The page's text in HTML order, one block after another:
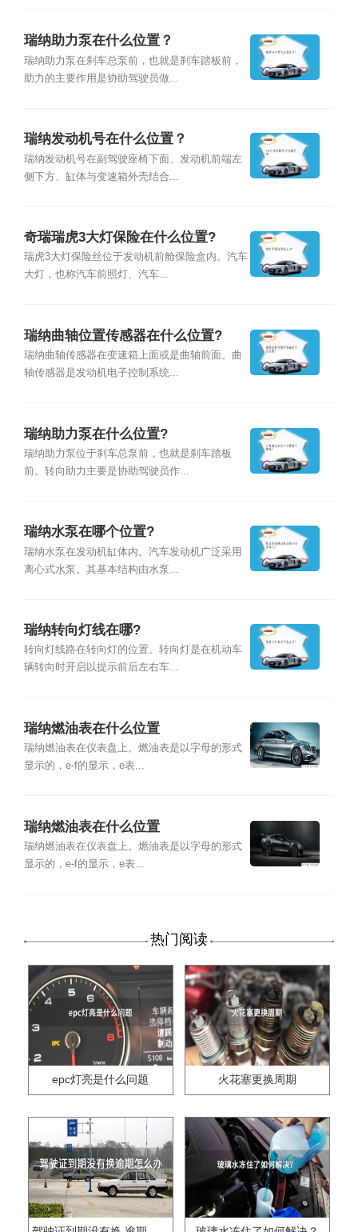
瑞纳助力泵在什么位置？
瑞纳助力泵在刹车总泵前，也就是刹车踏板前，
助力的主要作用是协助驾驶员做...
瑞纳发动机号在什么位置？
瑞纳发动机号在副驾驶座椅下面、发动机前端左
侧下方、缸体与变速箱外壳结合...
奇瑞瑞虎3大灯保险在什么位置?
瑞虎3大灯保险丝位于发动机前舱保险盒内。汽车
大灯，也称汽车前照灯、汽车...
瑞纳曲轴位置传感器在什么位置?
瑞纳曲轴传感器在变速箱上面或是曲轴前面。曲
轴传感器是发动机电子控制系统...
瑞纳助力泵在什么位置?
瑞纳助力泵位于刹车总泵前，也就是刹车踏板
前。转向助力主要是协助驾驶员作...
瑞纳水泵在哪个位置?
瑞纳水泵在发动机缸体内。汽车发动机广泛采用
离心式水泵。其基本结构由水泵...
瑞纳转向灯线在哪?
转向灯线路在转向灯的位置。转向灯是在机动车
辆转向时开启以提示前后左右车...
瑞纳燃油表在什么位置
瑞纳燃油表在仪表盘上。燃油表是以字母的形式
显示的，e-f的显示，e表...
瑞纳燃油表在什么位置
瑞纳燃油表在仪表盘上。燃油表是以字母的形式
显示的，e-f的显示，e表...
热门阅读
epc灯亮是什么问题 火花塞更换周期